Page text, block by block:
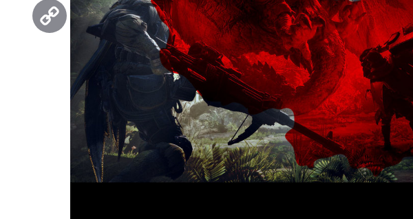
Threads
Link